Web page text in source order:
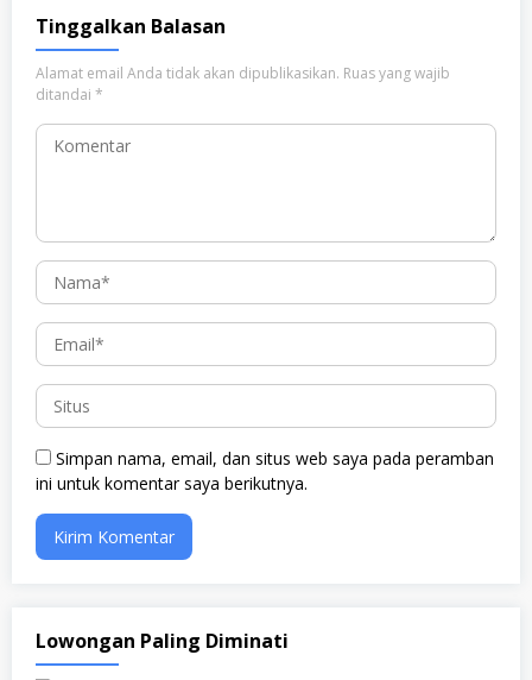
Tinggalkan Balasan
Alamat email Anda tidak akan dipublikasikan. Ruas yang wajib
ditandai *
Simpan nama, email, dan situs web saya pada peramban
ini untuk komentar saya berikutnya.
Lowongan Paling Diminati